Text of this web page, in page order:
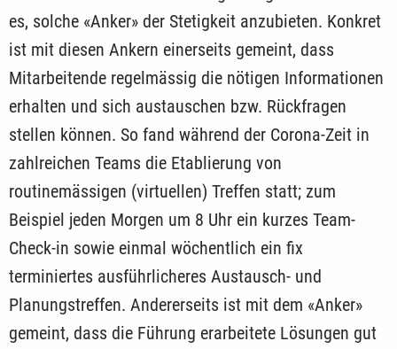
es, solche «Anker» der Stetigkeit anzubieten. Konkret
ist mit diesen Ankern einerseits gemeint, dass
Mitarbeitende regelmässig die nötigen Informationen
erhalten und sich austauschen bzw. Rückfragen
stellen können. So fand während der Corona-Zeit in
zahlreichen Teams die Etablierung von
routinemässigen (virtuellen) Treffen statt; zum
Beispiel jeden Morgen um 8 Uhr ein kurzes Team-
Check-in sowie einmal wöchentlich ein fix
terminiertes ausführlicheres Austausch- und
Planungstreffen. Andererseits ist mit dem «Anker»
gemeint, dass die Führung erarbeitete Lösungen gut